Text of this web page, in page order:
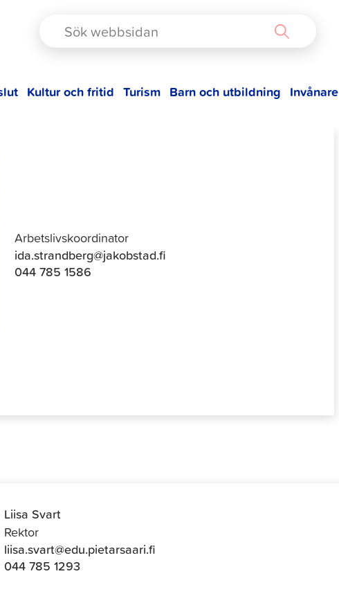
Kultur och fritid Turism Barn och utbildning Invånare
Arbetslivskoordinator
ida.strandberg@jakobstad.fi
044 785 1586
Liisa Svart
Rektor
liisa.svart@edu.pietarsaari.fi
044 785 1293